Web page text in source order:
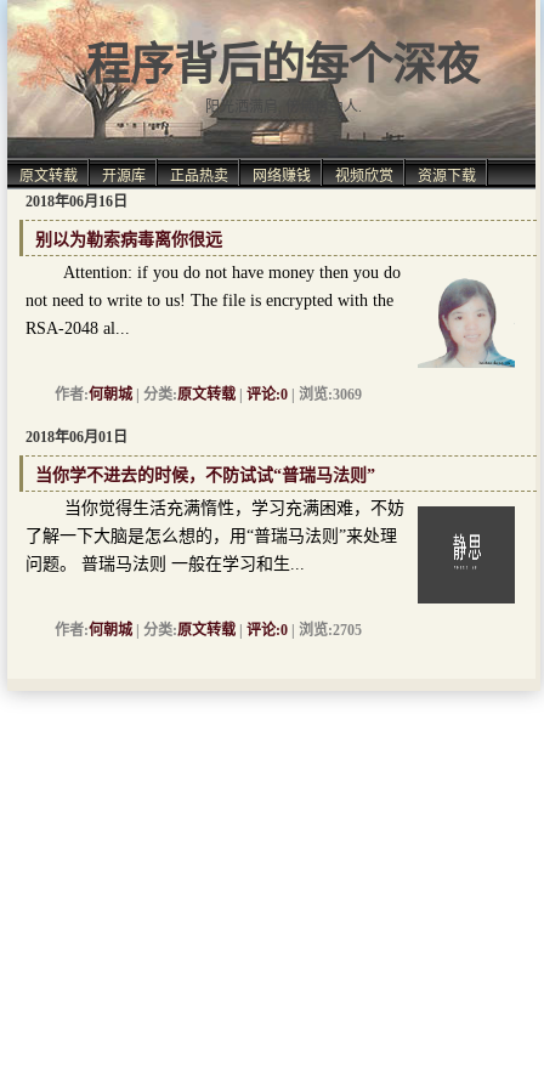
程序背后的每个深夜
阳光洒满肩, 仿佛自由人.
原文转载 开源库 正品热卖 网络赚钱 视频欣赏
资源下载
2018年06月16日
别以为勒索病毒离你很远
Attention: if you do not have money then you do
not need to write to us! The file is encrypted with the
RSA-2048 al...
作者:何朝城 | 分类:原文转载 评论:0 | 浏览:3069
2018年06月01日
当你学不进去的时候，不防试试“普瑞马法则”
当你觉得生活充满惰性，学习充满困难，不妨
了解一下大脑是怎么想的，用“普瑞马法则”来处理
问题。 普瑞马法则 一般在学习和生...
作者:何朝城 | 分类:原文转载 评论:0 | 浏览:2705